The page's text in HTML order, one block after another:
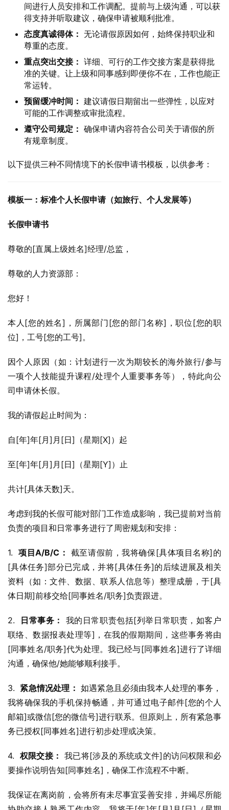
间进行人员安排和工作调配。提前与上级沟通，可以获
得支持并听取建议，确保申请被顺利批准。
态度真诚得体： 无论请假原因如何，始终保持职业和
尊重的态度。
重点突出交接： 详细、可行的工作交接方案是获得批
准的关键。让上级和同事感到即便你不在，工作也能正
常运转。
预留缓冲时间： 建议请假日期留出一些弹性，以应对
可能的工作调整或审批流程。
遵守公司规定： 确保申请内容符合公司关于请假的所
有规章制度。
以下提供三种不同情境下的长假申请书模板，以供参考：
模板一：标准个人长假申请（如旅行、个人发展等）
长假申请书
尊敬的[直属上级姓名]经理/总监，
尊敬的人力资源部：
您好！
本人[您的姓名]，所属部门[您的部门名称]，职位[您的职
位]，工号[您的工号]。
因个人原因（如：计划进行一次为期较长的海外旅行/参与
一项个人技能提升课程/处理个人重要事务等），特此向公
司申请休长假。
我的请假起止时间为：
自[年]年[月]月[日]（星期[X]）起
至[年]年[月]月[日]（星期[Y]）止
共计[具体天数]天。
考虑到我的长假可能对部门工作造成影响，我已提前对当前
负责的项目和日常事务进行了周密规划和安排：
1. 项目A/B/C： 截至请假前，我将确保[具体项目名称]的
[具体任务]部分已完成，并将[具体任务]的后续进展及相关
资料（如：文件、数据、联系人信息等）整理成册，于[具
体日期]前移交给[同事姓名/职务]负责跟进。
2. 日常事务：
我的日常职责包括[列举日常职责，如客户
联络、数据报表处理等]，在我的假期期间，这些事务将由
[同事姓名/职务]代为处理。我已经与[同事姓名]进行了详细
沟通，确保他/她能够顺利接手。
3. 紧急情况处理： 如遇紧急且必须由我本人处理的事务，
我将确保我的手机保持畅通，并可通过电子邮件[您的个人
邮箱]或微信[您的微信号]进行联系。但原则上，所有紧急事
务已授权[同事姓名]进行初步处理或决策。
4. 权限交接： 我已将[涉及的系统或文件]的访问权限和必
要操作说明告知[同事姓名]，确保工作流程不中断。
我保证在离岗前，会将所有未尽事宜妥善安排，并竭尽所能